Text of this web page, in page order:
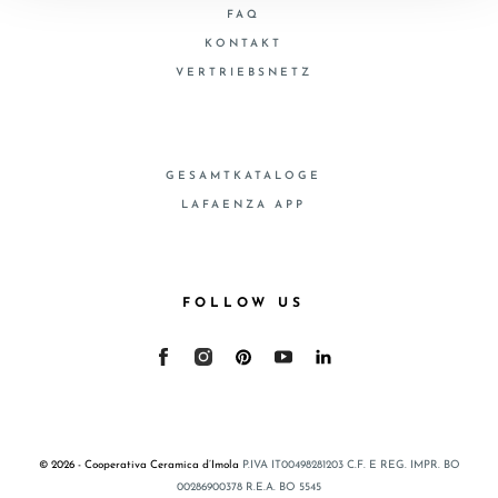
FAQ
KONTAKT
VERTRIEBSNETZ
GESAMTKATALOGE
LAFAENZA APP
FOLLOW US
© 2026 - Cooperativa Ceramica d’Imola P.IVA IT00498281203 C.F. E REG. IMPR. BO
00286900378 R.E.A. BO 5545